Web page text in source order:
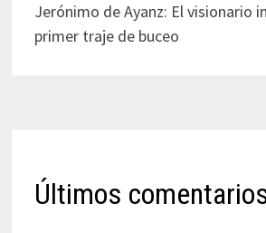
Jerónimo de Ayanz: El visionario
primer traje de buceo
Últimos